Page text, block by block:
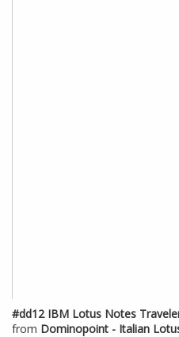
#dd12 IBM Lotus Notes
from Dominopoint - Italian